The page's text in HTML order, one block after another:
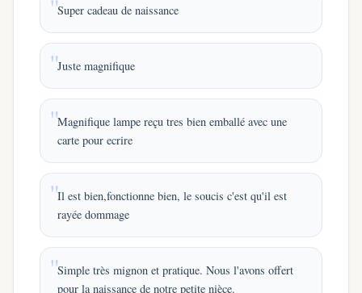
Super cadeau de naissance
Juste magnifique
Magnifique lampe reçu tres bien emballé avec une
carte pour ecrire
Il est bien,fonctionne bien, le soucis c'est qu'il est
rayée dommage
Simple très mignon et pratique. Nous l'avons offert
pour la naissance de notre petite nièce.